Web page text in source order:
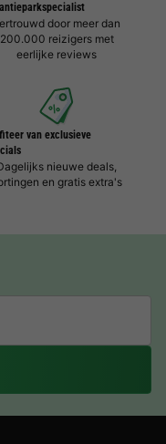
door meer dan
200.000 reizigers met
eerlijke reviews
van exclusieve
nieuwe deals,
en gratis extra's